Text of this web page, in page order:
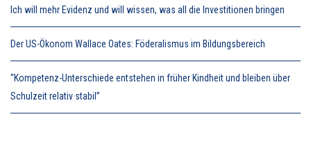
Ich will mehr Evidenz und will wissen, was all die Investitionen bringen
Der US-Ökonom Wallace Oates: Föderalismus im Bildungsbereich
“Kompetenz-Unterschiede entstehen in früher Kindheit und bleiben über
Schulzeit relativ stabil”